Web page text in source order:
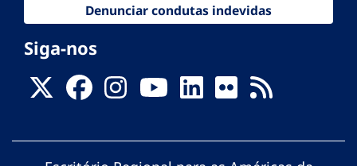
Denunciar condutas indevidas
Siga-nos